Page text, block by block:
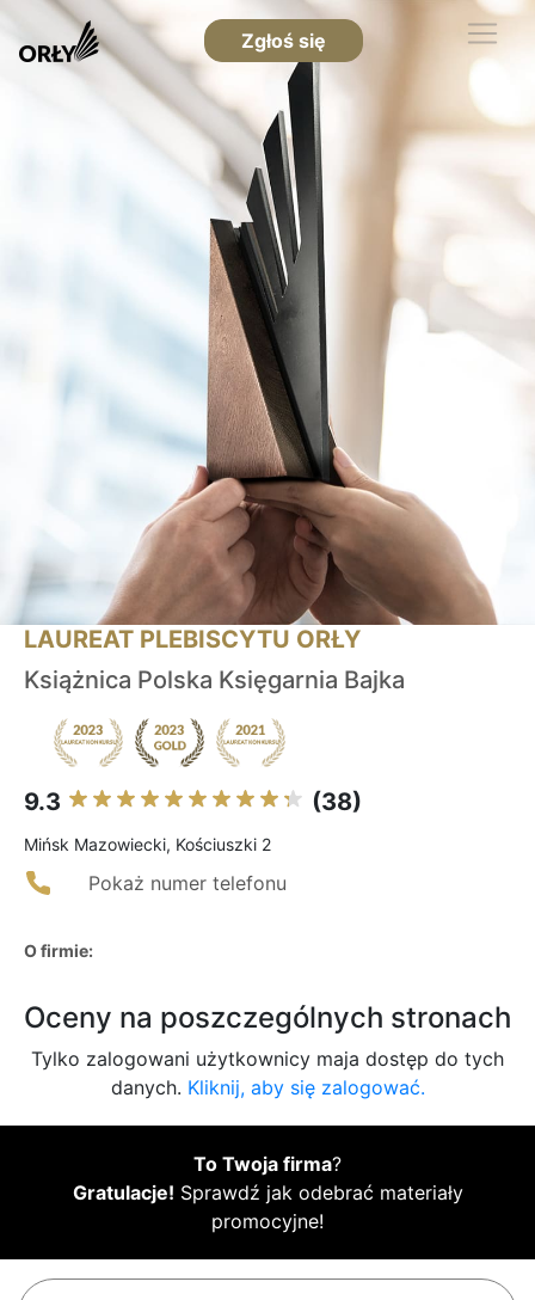
Zgłoś się
LAUREAT PLEBISCYTU ORŁY
Książnica Polska Księgarnia Bajka
9.3 (38)
Mińsk Mazowiecki, Kościuszki 2
Pokaż numer telefonu
O firmie:
Oceny na poszczególnych stronach
Tylko zalogowani użytkownicy maja dostęp do tych
danych. Kliknij, aby się zalogować.
To Twoja firma?
Gratulacje! Sprawdź jak odebrać materiały
promocyjne!